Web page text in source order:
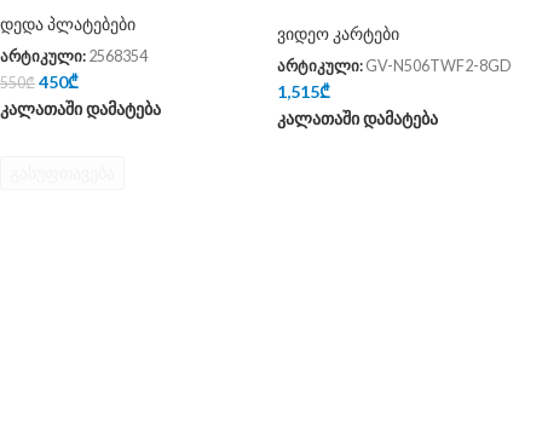
დედა პლატებები
არტიკული: 2568354
550₾ 450₾
კალათაში დამატება
ვიდეო კარტები
არტიკული: GV-N506TWF2-8GD
1,515₾
კალათაში დამატება